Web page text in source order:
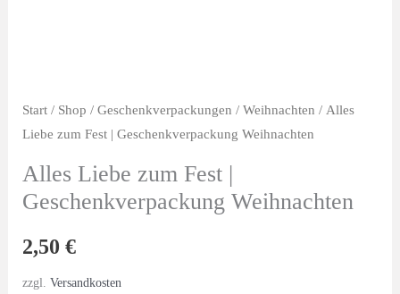
Start/ Shop / Geschenkverpackungen / Weihnachten / Alles
Liebe zum Fest | Geschenkverpackung Weihnachten
Alles Liebe zum Fest |
Geschenkverpackung Weihnachten
2,50 €
zzgl. Versandkosten